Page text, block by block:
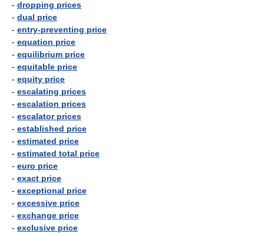
- dropping prices
- dual price
- entry-preventing price
- equation price
- equilibrium price
- equitable price
- equity price
- escalating prices
- escalation prices
- escalator prices
- established price
- estimated price
- estimated total price
- euro price
- exact price
- exceptional price
- excessive price
- exchange price
- exclusive price